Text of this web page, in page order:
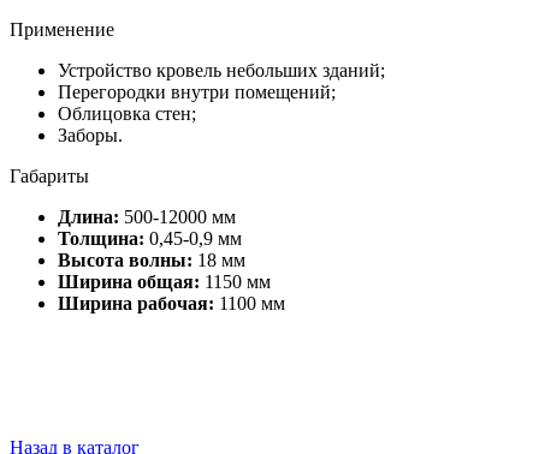
Применение
Устройство кровель небольших зданий;
Перегородки внутри помещений;
Облицовка стен;
Заборы.
Габариты
Длина: 500-12000 мм
Толщина: 0,45-0,9 мм
Высота волны: 18 мм
Ширина общая: 1150 мм
Ширина рабочая: 1100 мм
Назад в каталог